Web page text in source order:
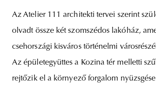
Az Atelier 111 architekti tervei szerint
olvadt össze két szomszédos lakóház,
csehországi kisváros történelmi
Az épületegyüttes a Kozina tér melletti
rejtőzik el a környező forgalom